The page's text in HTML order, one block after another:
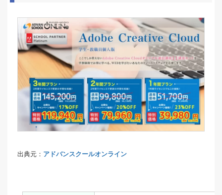
出典元： アドバンスクールオンライン